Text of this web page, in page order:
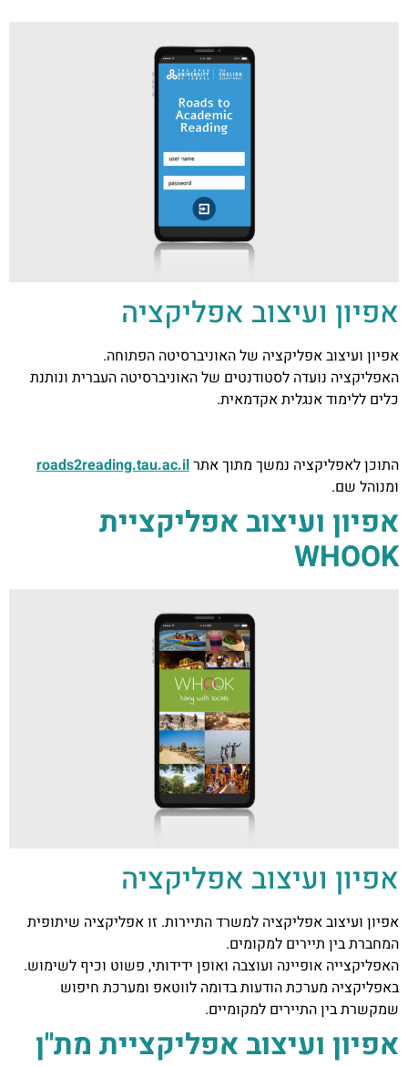
אפיון ועיצוב אפליקציה
אפיון ועיצוב אפליקציה של האוניברסיטה הפתוחה.
האפליקציה נועדה לסטודנטים של האוניברסיטה העברית ונותנת
כלים ללימוד אנגלית אקדמאית.
התוכן לאפליקציה נמשך מתוך אתרroads2reading.tau.ac.il​
ומנוהל שם.
אפיון ועיצוב אפליקציית
WHOOK
אפיון ועיצוב אפליקציה
אפיון ועיצוב אפליקציה למשרד התיירות.​ זו אפליקציה שיתופית
המחברת בין תיירים למקומים.
האפליקצייה אופיינה ועוצבה ואופן ידידותי, פשוט וכיף לשימוש.
באפליקציה מערכת הודעות בדומה לווטאפ ומערכת חיפוש
שמקשרת בין התיירים למקומיים.
אפיון ועיצוב אפליקציית מת"ן